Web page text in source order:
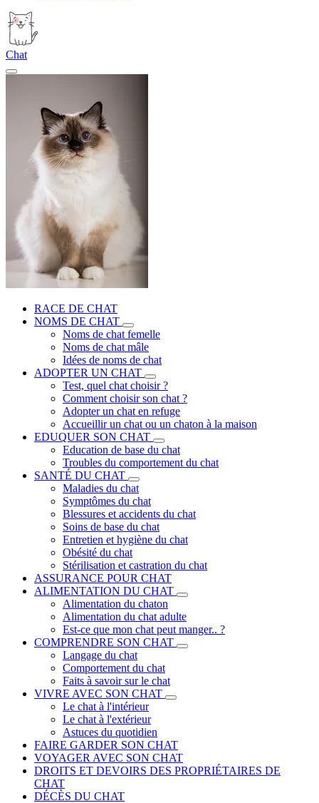
Chat
RACE DE CHAT
NOMS DE CHAT
Noms de chat femelle
Noms de chat mâle
Idées de noms de chat
ADOPTER UN CHAT
Test, quel chat choisir ?
Comment choisir son chat ?
Adopter un chat en refuge
Accueillir un chat ou un chaton à la maison
EDUQUER SON CHAT
Education de base du chat
Troubles du comportement du chat
SANTÉ DU CHAT
Maladies du chat
Symptômes du chat
Blessures et accidents du chat
Soins de base du chat
Entretien et hygiène du chat
Obésité du chat
Stérilisation et castration du chat
ASSURANCE POUR CHAT
ALIMENTATION DU CHAT
Alimentation du chaton
Alimentation du chat adulte
Est-ce que mon chat peut manger.. ?
COMPRENDRE SON CHAT
Langage du chat
Comportement du chat
Faits à savoir sur le chat
VIVRE AVEC SON CHAT
Le chat à l'intérieur
Le chat à l'extérieur
Astuces du quotidien
FAIRE GARDER SON CHAT
VOYAGER AVEC SON CHAT
DROITS ET DEVOIRS DES PROPRIÉTAIRES DE
CHAT
DÉCÈS DU CHAT